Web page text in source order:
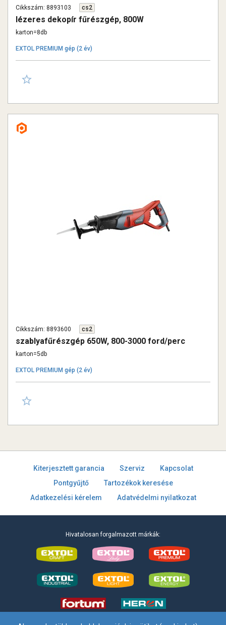
Cikkszám: 8893103 cs2
lézeres dekopír fűrészgép, 800W
karton=8db
EXTOL PREMIUM gép (2 év)
Cikkszám: 8893600 cs2
szablyafűrészgép 650W, 800-3000 ford/perc
karton=5db
EXTOL PREMIUM gép (2 év)
Kiterjesztett garancia Szerviz
Kapcsolat
Pontgyűjtő
Tartozékok keresése
Adatkezelési kérelem
Adatvédelmi nyilatkozat
Hivatalosan forgalmazott márkák: